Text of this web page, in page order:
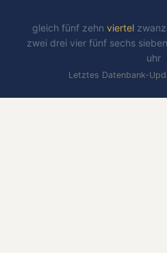
gleich fünf zehn viertel
zwei drei vier fünf sechs sieben
uhr
Letztes Datenbank-